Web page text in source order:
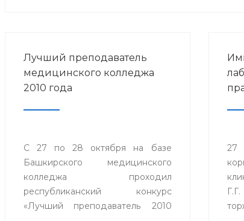
Лучший преподаватель
медицинского колледжа
2010 года
С 27 по 28 октября на базе
Башкирского медицинского
колледжа проходил
республиканский конкурс
«Лучший преподаватель 2010
27